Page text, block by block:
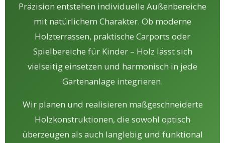
Präzision entstehen individuelle Außenbereiche
mit natürlichem Charakter. Ob moderne
Holzterrassen, praktische Carports oder
Spielbereiche für Kinder – Holz lässt sich
vielseitig einsetzen und harmonisch in jede
Gartenanlage integrieren.
Wir planen und realisieren maßgeschneiderte
Holzkonstruktionen, die sowohl optisch
überzeugen als auch langlebig und funktional